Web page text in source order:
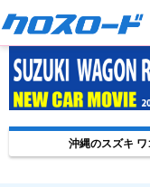
沖縄のスズキ